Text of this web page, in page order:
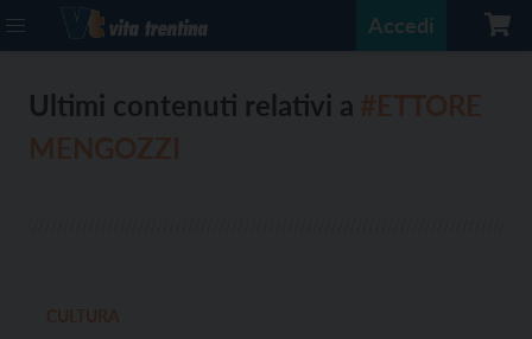
Accedi
Ultimi contenuti relativi a